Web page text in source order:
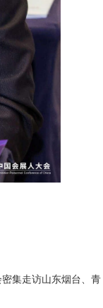
集走访山东烟台、青